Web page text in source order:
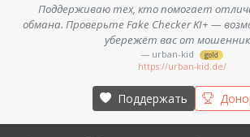
Поддерживаю тех, кто помогает
обмана. Проверьте Fake Checker KI+ —
убережёт вас от
— urban-kid gold
https://urban-kid.de/
Поддержать